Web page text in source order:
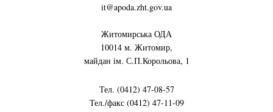
it@apoda.zht.gov.ua
Житомирська ОДА
10014 м. Житомир,
майдан ім. С.П.Корольова, 1
Тел. (0412) 47-08-57
Тел./факс (0412) 47-11-09